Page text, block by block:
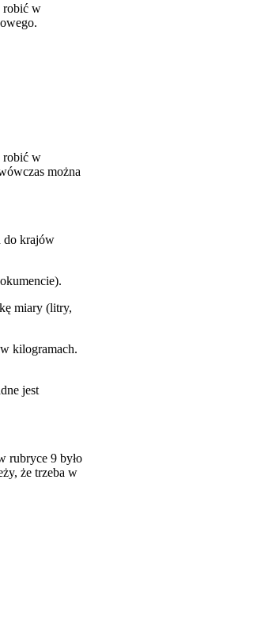
robić w
robić w
można
do krajów
miary (litry,
kilogramach.
jest
rubryce 9 było
że trzeba w